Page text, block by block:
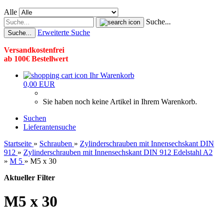
Alle
Suche...
Suche... Erweiterte Suche
Versandkostenfrei
ab 100€ Bestellwert
Ihr Warenkorb
0,00 EUR
Sie haben noch keine Artikel in Ihrem Warenkorb.
Suchen
Lieferantensuche
Startseite » Schrauben » Zylinderschrauben mit Innensechskant DIN
912 » Zylinderschrauben mit Innensechskant DIN 912 Edelstahl A2
» M 5 » M5 x 30
Aktueller Filter
M5 x 30